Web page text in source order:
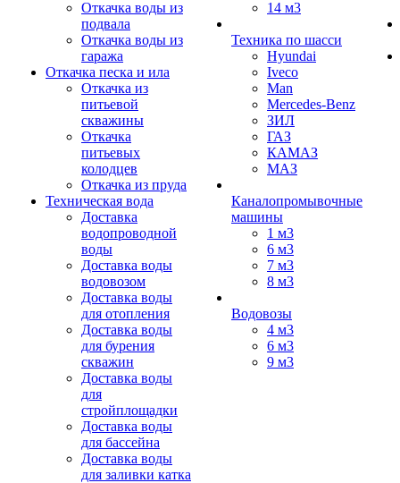
Откачка воды из
подвала
Откачка воды из
гаража
Откачка песка и ила
Откачка из
питьевой
скважины
Откачка
питьевых
колодцев
Откачка из пруда
Техническая вода
Доставка
водопроводной
воды
Доставка воды
водовозом
Доставка воды
для отопления
Доставка воды
для бурения
скважин
Доставка воды
для
стройплощадки
Доставка воды
для бассейна
Доставка воды
для заливки катка
14 м3
Техника по шасси
Hyundai
Iveco
Man
Mercedes-Benz
ЗИЛ
ГАЗ
КАМАЗ
МАЗ
Каналопромывочные
машины
1 м3
6 м3
7 м3
8 м3
Водовозы
4 м3
6 м3
9 м3